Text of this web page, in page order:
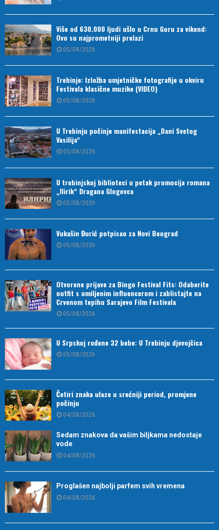
Više od 630.000 ljudi ušlo u Crnu Goru za vikend:
Ovo su najprometniji prelazi
05/08/2026
Trebinje: Izložba umjetničke fotografije u okviru
Festivala klasične muzike (VIDEO)
05/08/2026
U Trebinju počinje manifestacija „Dani Svetog
Vasilija“
05/08/2026
U trebinjskoj biblioteci u petak promocija romana
„Ilirik“ Dragana Glogovca
05/08/2026
Vukašin Đurić potpisao za Novi Beograd
05/08/2026
Otvorene prijave za Bingo Festival Fits: Odaberite
outfit s omiljenim influencerom i zablistajte na
Crvenom tepihu Sarajevo Film Festivala
05/08/2026
U Srpskoj rođene 32 bebe: U Trebinju djevojčica
05/08/2026
Četiri znaka ulaze u srećniji period, promjene
počinju
04/08/2026
Sedam znakova da vašim biljkama nedostaje
vode
04/08/2026
Proglašen najbolji parfem svih vremena
04/08/2026